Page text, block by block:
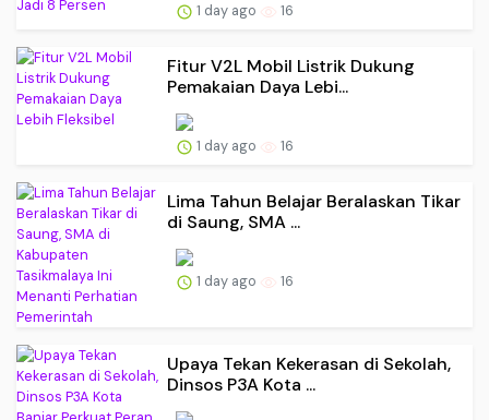
1 day ago 16
Fitur V2L Mobil Listrik Dukung
Pemakaian Daya Lebi...
1 day ago 16
Lima Tahun Belajar Beralaskan Tikar
di Saung, SMA ...
1 day ago 16
Upaya Tekan Kekerasan di Sekolah,
Dinsos P3A Kota ...